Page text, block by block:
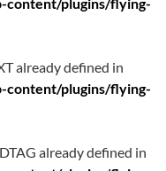
already defined in
plugins/flying-
already defined in